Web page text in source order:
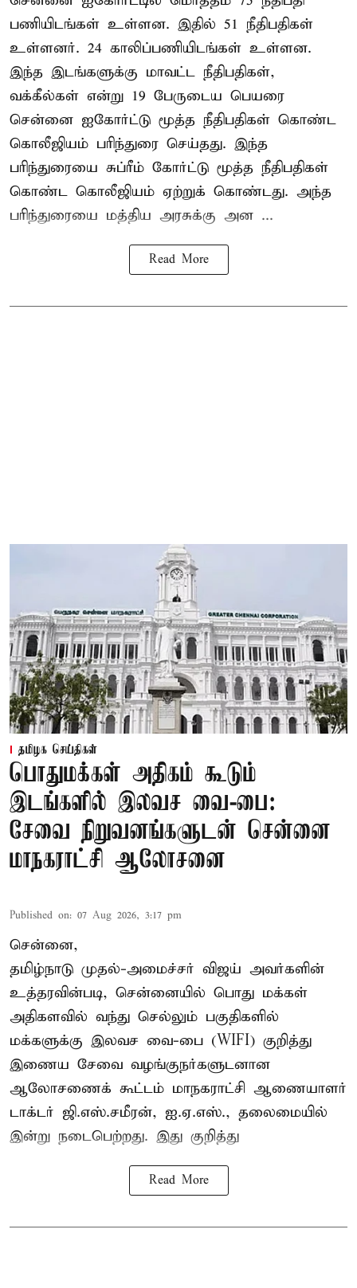
பணியிடங்கள் உள்ளன. இதில் 51 நீதிபதிகள்
உள்ளனர். 24 காலிப்பணியிடங்கள் உள்ளன.
இந்த இடங்களுக்கு மாவட்ட நீதிபதிகள்,
வக்கீல்கள் என்று 19 பேருடைய பெயரை
சென்னை ஐகோர்ட்டு மூத்த நீதிபதிகள் கொண்ட
கொலீஜியம் பரிந்துரை செய்தது. இந்த
பரிந்துரையை சுப்ரீம் கோர்ட்டு மூத்த நீதிபதிகள்
கொண்ட கொலீஜியம் ஏற்றுக் கொண்டது. அந்த
பரிந்துரையை மத்திய அரசுக்கு அன ...
Read More
தமிழக செய்திகள்
பொதுமக்கள் அதிகம் கூடும்
இடங்களில் இலவச வை-பை:
சேவை நிறுவனங்களுடன் சென்னை
மாநகராட்சி ஆலோசனை
Published on: 07 Aug 2026, 3:17 pm
சென்னை,
தமிழ்நாடு முதல்-அமைச்சர் விஜய் அவர்களின்
உத்தரவின்படி, சென்னையில் பொது மக்கள்
அதிகளவில் வந்து செல்லும் பகுதிகளில்
மக்களுக்கு இலவச வை-பை (WIFI) குறித்து
இணைய சேவை வழங்குநர்களுடனான
ஆலோசணைக் கூட்டம் மாநகராட்சி ஆணையாளர்
டாக்டர் ஜி.எஸ்.சமீரன், ஐ.ஏ.எஸ்., தலைமையில்
இன்று நடைபெற்றது. இது குறித்து
Read More